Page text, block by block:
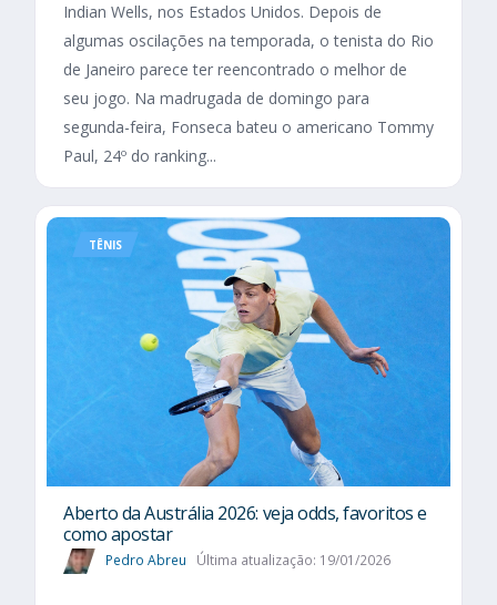
Indian Wells, nos Estados Unidos. Depois de
algumas oscilações na temporada, o tenista do Rio
de Janeiro parece ter reencontrado o melhor de
seu jogo. Na madrugada de domingo para
segunda-feira, Fonseca bateu o americano Tommy
Paul, 24º do ranking...
TÊNIS
Aberto da Austrália 2026: veja odds, favoritos e
como apostar
Pedro Abreu Última atualização: 19/01/2026